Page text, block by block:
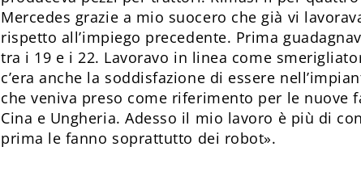
Mercedes grazie a mio suocero che già vi
rispetto all’impiego precedente. Prima
tra i 19 e i 22. Lavoravo in linea come
c’era anche la soddisfazione di essere
che veniva preso come riferimento per le nuove
Cina e Ungheria. Adesso il mio lavoro è più di
prima le fanno soprattutto dei robot».